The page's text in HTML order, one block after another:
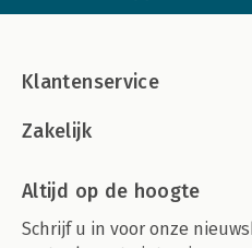
Klantenservice
Zakelijk
Altijd op de hoogte
Schrijf u in voor onze